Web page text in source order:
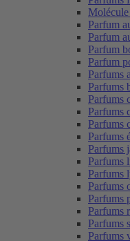
Parfum
Parfum
Parfum
Parfum
Parfums
Parfums
Parfums
Parfums
Parfums
Parfums
Parfums
Parfums
Parfums
Parfums
Parfums
Parfums
Parfums
Parfums